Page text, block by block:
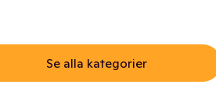
Se alla kategorier